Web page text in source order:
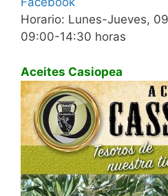
Horario: Lunes-Jueves,
09:00-14:30 horas
Aceites Casiopea